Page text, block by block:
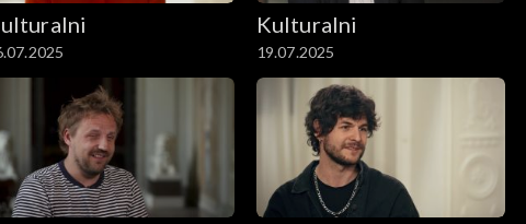
Kulturalni
19.07.2025